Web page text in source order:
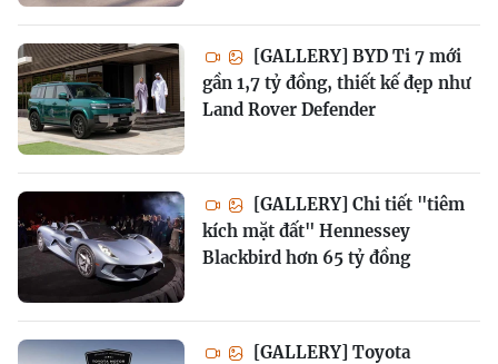
[GALLERY] BYD Ti 7 mới
gần 1,7 tỷ đồng, thiết kế đẹp như
Land Rover Defender
[GALLERY] Chi tiết "tiêm
kích mặt đất" Hennessey
Blackbird hơn 65 tỷ đồng
[GALLERY] Toyota